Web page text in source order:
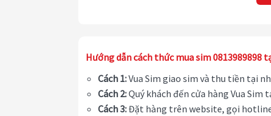
Hướng dẫn cách thức mua sim 0813989898
Cách 1:Vua Sim giao sim và thu tiền tại
Cách 2:Quý khách đến cửa hàng Vua
Cách 3:Đặt hàng trên website, gọi